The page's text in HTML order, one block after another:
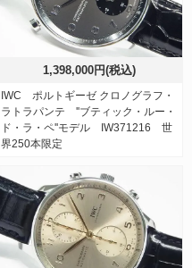
1,398,000円(税込)
IWC ポルトギーゼ クロノグラフ・
ラトラパンテ ''ブティック・ルー・
ド・ラ・ペ''モデル IW371216 世
界250本限定